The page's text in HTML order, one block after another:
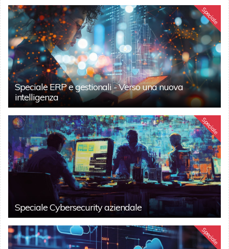
Speciale
Speciale ERP e gestionali - Verso una nuova
intelligenza
Speciale
Speciale Cybersecurity aziendale
Speciale